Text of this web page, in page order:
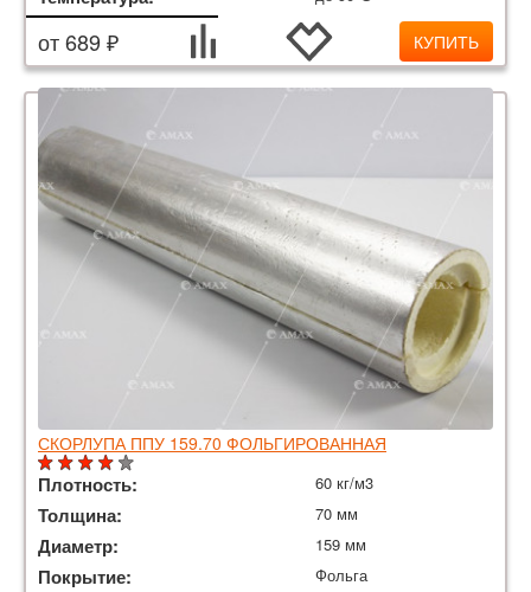
от 689 ₽ КУПИТЬ
СКОРЛУПА ППУ 159.70 ФОЛЬГИРОВАННАЯ
Плотность: 60 кг/м3
Толщина: 70 мм
Диаметр: 159 мм
Покрытие: Фольга